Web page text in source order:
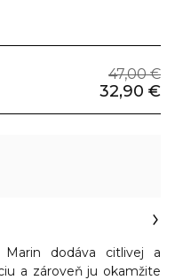
47,00 €
32,90 €
dodáva citlivej a
a zároveň ju okamžite